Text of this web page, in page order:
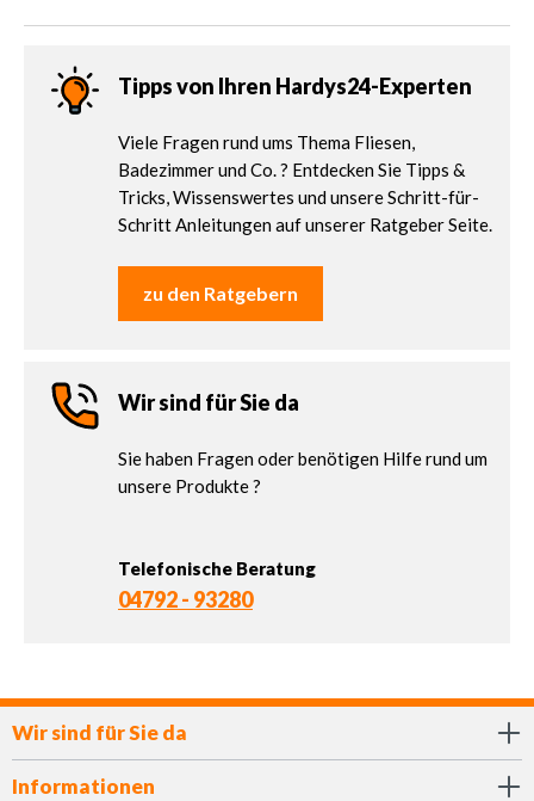
Tipps von Ihren Hardys24-Experten
Viele Fragen rund ums Thema Fliesen,
Badezimmer und Co. ? Entdecken Sie Tipps &
Tricks, Wissenswertes und unsere Schritt-für-
Schritt Anleitungen auf unserer Ratgeber Seite.
zu den Ratgebern
Wir sind für Sie da
Sie haben Fragen oder benötigen Hilfe rund um
unsere Produkte ?
Telefonische Beratung
04792 - 93280
Wir sind für Sie da
Informationen